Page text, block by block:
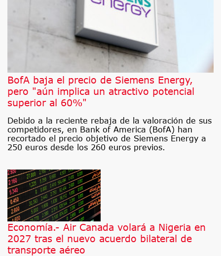
BofA baja el precio de Siemens Energy,
pero "aún implica un atractivo potencial
superior al 60%"
Debido a la reciente rebaja de la valoración de sus
competidores, en Bank of America (BofA) han
recortado el precio objetivo de Siemens Energy a
250 euros desde los 260 euros previos.
Economía.- Air Canada volará a Nigeria en
2027 tras el nuevo acuerdo bilateral de
transporte aéreo